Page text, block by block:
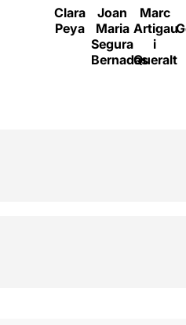
Clara
Peya
Joan
Maria
Segura
Bernadas
Marc
Artigau
i
Queralt